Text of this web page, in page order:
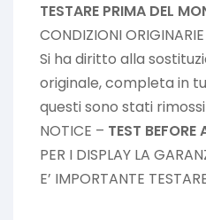
TESTARE PRIMA DEL
CONDIZIONI ORIGINARIE
Si ha diritto alla
originale, completa in
questi sono stati
NOTICE – TEST BEFORE
PER I DISPLAY LA
E’ IMPORTANTE